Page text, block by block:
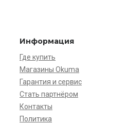
Информация
Где купить
Магазины Okuma
Гарантия и сервис
Стать партнёром
Контакты
Политика